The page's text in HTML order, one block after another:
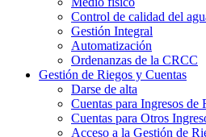
Control de calidad del
Gestión Integral
Automatización
Ordenanzas de la CRCC
Gestión de Riegos y Cuentas
Darse de alta
Cuentas para Ingresos de
Cuentas para Otros
Acceso a la Gestión de